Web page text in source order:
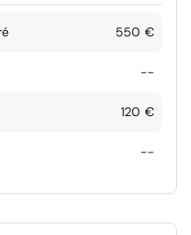
550 €
--
120 €
--